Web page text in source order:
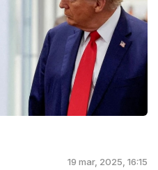
19 mar, 2025, 16:15